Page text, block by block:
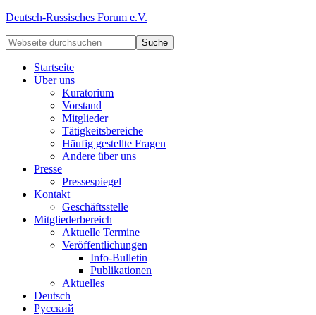
Deutsch-Russisches Forum e.V.
Startseite
Über uns
Kuratorium
Vorstand
Mitglieder
Tätigkeitsbereiche
Häufig gestellte Fragen
Andere über uns
Presse
Pressespiegel
Kontakt
Geschäftsstelle
Mitgliederbereich
Aktuelle Termine
Veröffentlichungen
Info-Bulletin
Publikationen
Aktuelles
Deutsch
Русский